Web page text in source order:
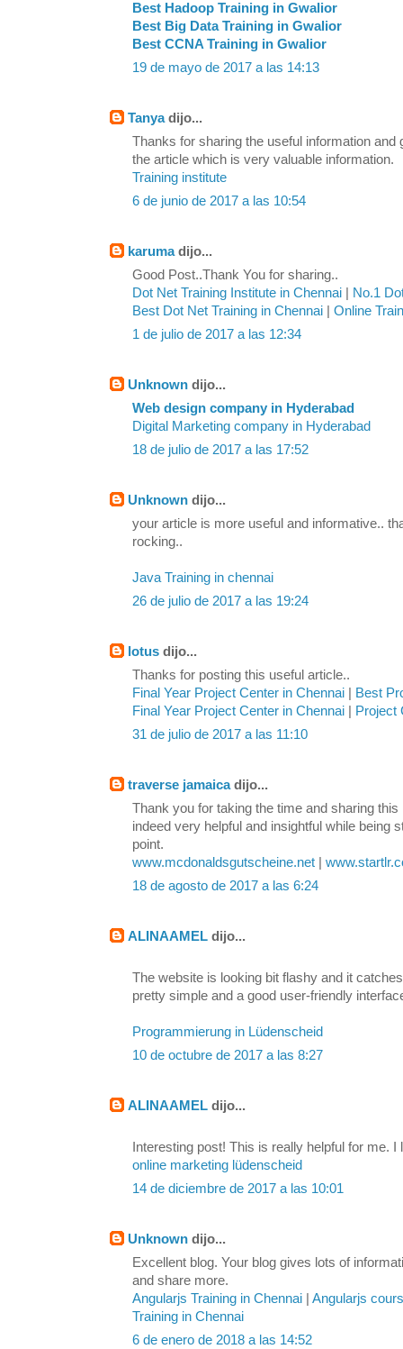
Best Hadoop Training in Gwalior
Best Big Data Training in Gwalior
Best CCNA Training in Gwalior
19 de mayo de 2017 a las 14:13
Tanyadijo...
Thanks for sharing the useful information and
the article which is very valuable information.
Training institute
6 de junio de 2017 a las 10:54
karumadijo...
Good Post..Thank You for sharing..
Dot Net Training Institute in Chennai
No.1
Best Dot Net Training in Chennai
Online
1 de julio de 2017 a las 12:34
Unknown dijo...
Web design company in Hyderabad
Digital Marketing company in Hyderabad
18 de julio de 2017 a las 17:52
Unknown dijo...
your article is more useful and informative..
rocking..
Java Training in chennai
26 de julio de 2017 a las 19:24
lotus dijo...
Thanks for posting this useful article..
Final Year Project Center in Chennai
Best
Final Year Project Center in Chennai
Project
31 de julio de 2017 a las 11:10
traverse jamaicadijo...
Thank you for taking the time and sharing
indeed very helpful and insightful while being
point.
www.mcdonaldsgutscheine.net
18 de agosto de 2017 a las 6:24
ALINAAMEL dijo...
The website is looking bit flashy and it
pretty simple and a good user-friendly
Programmierung in Lüdenscheid
10 de octubre de 2017 a las 8:27
ALINAAMEL dijo...
Interesting post! This is really helpful for me.
online marketing lüdenscheid
14 de diciembre de 2017 a las 10:01
Unknown dijo...
Excellent blog. Your blog gives lots of
and share more.
Angularjs Training in Chennai
Angularjs
Training in Chennai
6 de enero de 2018 a las 14:52